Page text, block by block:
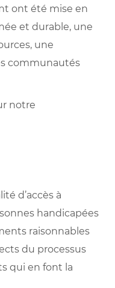
ont été mise en
et durable, une
une
communautés
notre
d’accès à
handicapées
raisonnables
du processus
qui en font la